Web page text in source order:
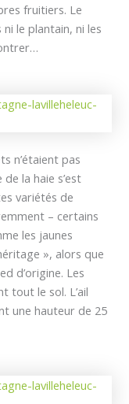
fruitiers. Le
le plantain, ni les
n’étaient pas
la haie s’est
variétés de
– certains
les jaunes
», alors que
d’origine. Les
tout le sol. L’ail
une hauteur de 25